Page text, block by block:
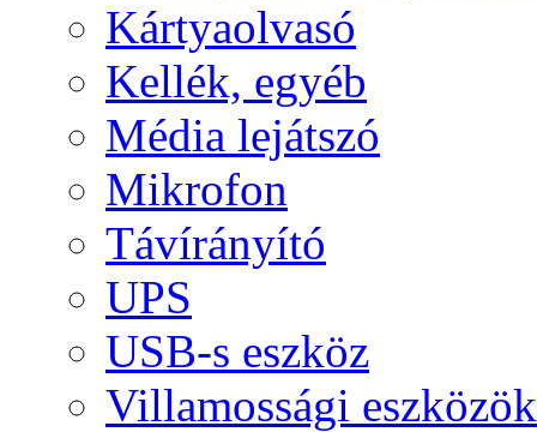
Kártyaolvasó
Kellék, egyéb
Média lejátszó
Mikrofon
Távírányító
UPS
USB-s eszköz
Villamossági eszközök